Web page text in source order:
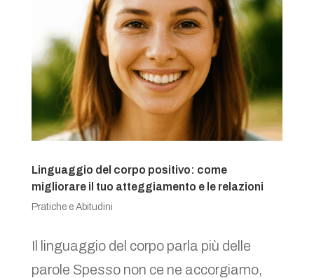
Linguaggio del corpo positivo: come
migliorare il tuo atteggiamento e le relazioni
Pratiche e Abitudini
Il linguaggio del corpo parla più delle
parole Spesso non ce ne accorgiamo,